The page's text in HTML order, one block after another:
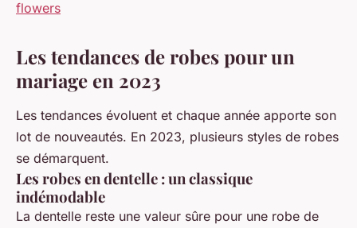
Les tendances de robes pour un
mariage en 2023
Les tendances évoluent et chaque année apporte son
lot de nouveautés. En 2023, plusieurs styles de robes
se démarquent.
Les robes en dentelle : un classique
indémodable
La dentelle reste une valeur sûre pour une robe de